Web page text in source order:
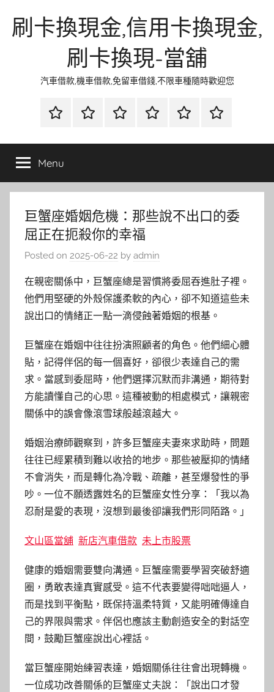
刷卡換現金,信用卡換現金,
刷卡換現-當舖
汽車借款,機車借款,免留車借錢,不限車種隨時歡迎您
首
當
金
網
資
流
時
環
清
聯
徵
Menu
巨蟹座婚姻危機：那些說不出口的委
屈正在扼殺你的幸福
Posted on 2025-06-22 by admin
在親密關係中，巨蟹座總是習慣將委屈吞進肚子裡。
他們用堅硬的外殼保護柔軟的內心，卻不知道這些未
說出口的情緒正一點一滴侵蝕著婚姻的根基。
巨蟹座在婚姻中往往扮演照顧者的角色。他們細心體
貼，記得伴侶的每一個喜好，卻很少表達自己的需
求。當感到委屈時，他們選擇沉默而非溝通，期待對
方能讀懂自己的心思。這種被動的相處模式，讓親密
關係中的誤會像滾雪球般越滾越大。
婚姻治療師觀察到，許多巨蟹座夫妻來求助時，問題
往往已經累積到難以收拾的地步。那些被壓抑的情緒
不會消失，而是轉化為冷戰、疏離，甚至爆發性的爭
吵。一位不願透露姓名的巨蟹座女性分享：「我以為
忍耐是愛的表現，沒想到最後卻讓我們形同陌路。」
文山區當舖 新店汽車借款 未上市股票
健康的婚姻需要雙向溝通。巨蟹座需要學習突破舒適
圈，勇敢表達真實感受。這不代表要變得咄咄逼人，
而是找到平衡點，既保持溫柔特質，又能明確傳達自
己的界限與需求。伴侶也應該主動創造安全的對話空
間，鼓勵巨蟹座說出心裡話。
當巨蟹座開始練習表達，婚姻關係往往會出現轉機。
一位成功改善關係的巨蟹座丈夫說：「說出口才發